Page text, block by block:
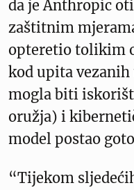
da je Anthropic
zaštitnim
opteretio tolikim
kod upita
mogla biti
oružja) i
model postao
“Tijekom